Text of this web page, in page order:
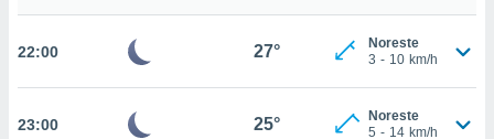
web a
22:00 27°
Noreste
3 - 10 km/h
23:00 25°
Noreste
5 - 14 km/h